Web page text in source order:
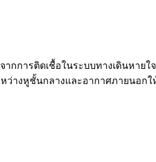
การติดเชื้อในระบบทางเดินหาย
ว่างหูชั้นกลางและอากาศภายนอก